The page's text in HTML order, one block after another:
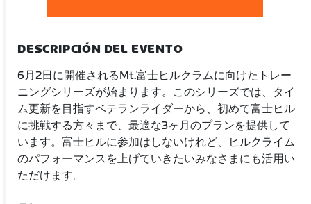
DESCRIPCIÓN DEL EVENTO
6月2日に開催されるMt.富士ヒルクラムに向けたトレー
ニングシリーズが始まります。このシリーズでは、タイ
ム更新を目指すベテランライダーから、初めて富士ヒル
に挑戦する方々まで、最適な3ヶ月のプランを提供して
います。富士ヒルに参加はしないけれど、ヒルクライム
のパフォーマンスを上げていきたいみなさまにも活用い
ただけます。